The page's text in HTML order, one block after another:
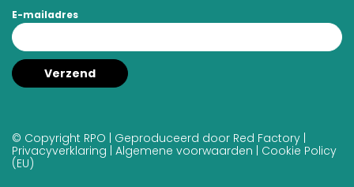
E-mailadres
© Copyright RPO | Geproduceerd door Red Factory |
Privacyverklaring | Algemene voorwaarden | Cookie Policy
(EU)